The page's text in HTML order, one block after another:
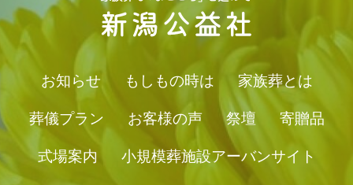
お知らせ もしもの時は 家族葬とは
葬儀プラン お客様の声 祭壇 寄贈品
式場案内 小規模葬施設アーバンサイト